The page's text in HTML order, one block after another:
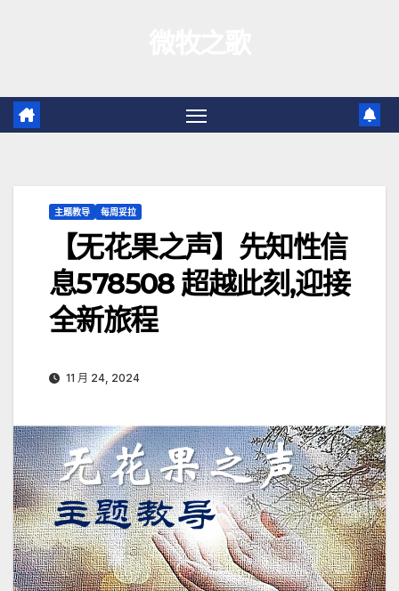
容
主题教导 每周妥拉
【无花果之声】先知性信
息578508 超越此刻,迎接
全新旅程
11 月 24, 2024